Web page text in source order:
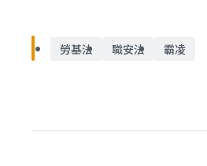
勞基法 職安法 霸凌